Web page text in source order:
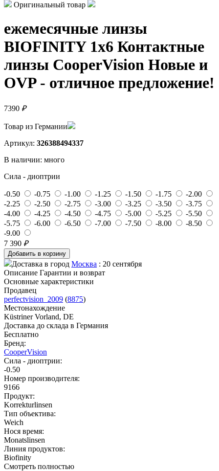
Оригинальный товар
ежемесячные линзы
BIOFINITY 1x6 Контактные
линзы CooperVision Новые и
OVP - отличное предложение!
7390 ₽
Товар из Германии
Артикул: 326388494337
В наличии: много
Сила - диоптрии
-0.50 -0.75 -1.00 -1.25 -1.50 -1.75
-2.00
-2.25
-2.50 -2.75 -3.00 -3.25 -3.50
-3.75
-4.00
-4.25 -4.50 -4.75 -5.00 -5.25
-5.50
-5.75
-6.00 -6.50 -7.00 -7.50 -8.00
-8.50
-9.00
7 390 ₽
Доставка в город Москва : 20 сентября
Описание Гарантии и возврат
Основные характеристики
Продавец
perfectvision_2009 (8875)
Местонахождение
Küstriner Vorland, DE
Доставка до склада в Германия
Бесплатно
Бренд:
CooperVision
Сила - диоптрии:
-0.50
Номер производителя:
9166
Продукт:
Korrekturlinsen
Тип объектива:
Weich
Нося время:
Monatslinsen
Линия продуктов:
Biofinity
Смотреть полностью